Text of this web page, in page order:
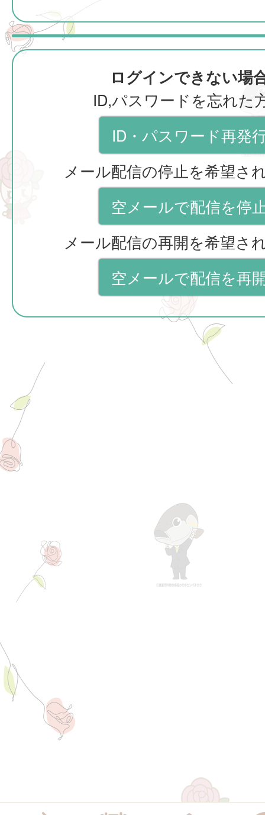
ログインできない場
ID,パスワードを忘れた
ID・パスワード再発
メール配信の停止を希望さ
空メールで配信を停
メール配信の再開を希望さ
空メールで配信を再